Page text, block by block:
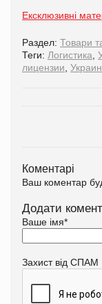
Ексклюзивні
Раздел: Товари
Теги: Логистика
лицензии
Коментарі
Ваш коментар
Додати
Ваше імя*
Захист від СПАМ